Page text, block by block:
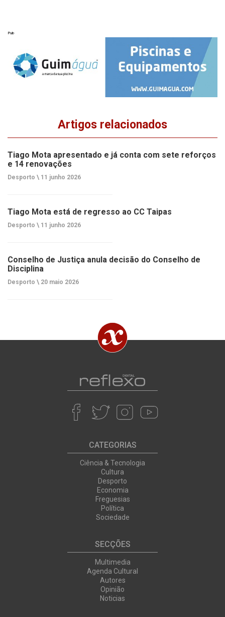
Pub
Artigos relacionados
Tiago Mota apresentado e já conta com sete reforços
e 14 renovações
Desporto \ 11 junho 2026
Tiago Mota está de regresso ao CC Taipas
Desporto \ 11 junho 2026
Conselho de Justiça anula decisão do Conselho de
Disciplina
Desporto \ 20 maio 2026
CATEGORIAS
Ciência & Tecnologia
Cultura
Desporto
Economia
Freguesias
Política
Sociedade
SECÇÕES
Multimedia
Agenda Cultural
Autores
Opinião
Noticias